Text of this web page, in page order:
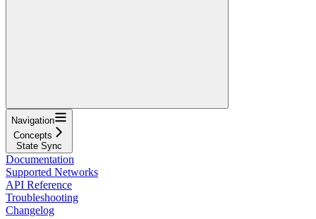
Navigation
Concepts
State Sync
Documentation
Supported Networks
API Reference
Troubleshooting
Changelog